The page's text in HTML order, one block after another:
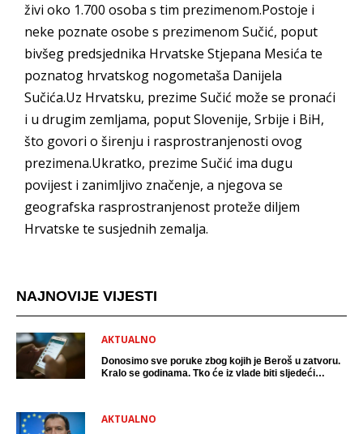
živi oko 1.700 osoba s tim prezimenom.Postoje i
neke poznate osobe s prezimenom Sučić, poput
bivšeg predsjednika Hrvatske Stjepana Mesića te
poznatog hrvatskog nogometaša Danijela
Sučića.Uz Hrvatsku, prezime Sučić može se pronaći
i u drugim zemljama, poput Slovenije, Srbije i BiH,
što govori o širenju i rasprostranjenosti ovog
prezimena.Ukratko, prezime Sučić ima dugu
povijest i zanimljivo značenje, a njegova se
geografska rasprostranjenost proteže diljem
Hrvatske te susjednih zemalja.
NAJNOVIJE VIJESTI
AKTUALNO
Donosimo sve poruke zbog kojih je Beroš u zatvoru.
Kralo se godinama. Tko će iz vlade biti sljedeći
AKTUALNO